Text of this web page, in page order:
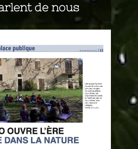
de nous